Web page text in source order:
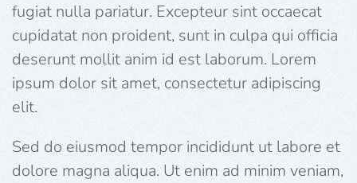
fugiat nulla pariatur. Excepteur sint occaecat
cupidatat non proident, sunt in culpa qui officia
deserunt mollit anim id est laborum. Lorem
ipsum dolor sit amet, consectetur adipiscing
elit.
Sed do eiusmod tempor incididunt ut labore et
dolore magna aliqua. Ut enim ad minim veniam,